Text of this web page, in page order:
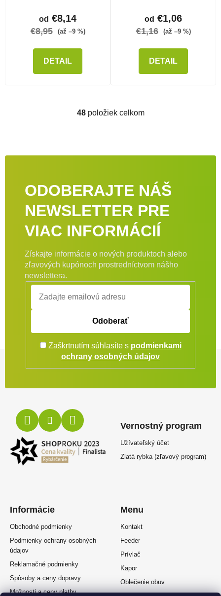
od €8,14
€8,95 (až –9 %)
DETAIL
od €1,06
€1,16 (až –9 %)
DETAIL
Ovládacie prvky výpisu
48položiek celkom
ODOBERAJTE NÁŠ
NEWSLETTER PRE
VIAC INFORMÁCIÍ
Získajte informácie o nových produktoch alebo
zľavových kupónoch prostredníctvom nášho
newslettera.
Odoberať
Zaškrtnutím súhlasíte s podmienkami
ochrany osobných údajov
Informácie
Obchodné podmienky
Podmienky ochrany osobných
údajov
Reklamačné podmienky
Spôsoby a ceny dopravy
Možnosti a ceny platby
Vernostný program
Užívateľský účet
Zlatá rybka (zľavový program)
Menu
Kontakt
Feeder
Prívlač
Kapor
Oblečenie obuv